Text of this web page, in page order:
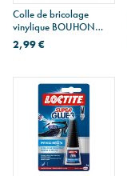
Colle de bricolage
vinylique BOUHON
blanche
2,99 €